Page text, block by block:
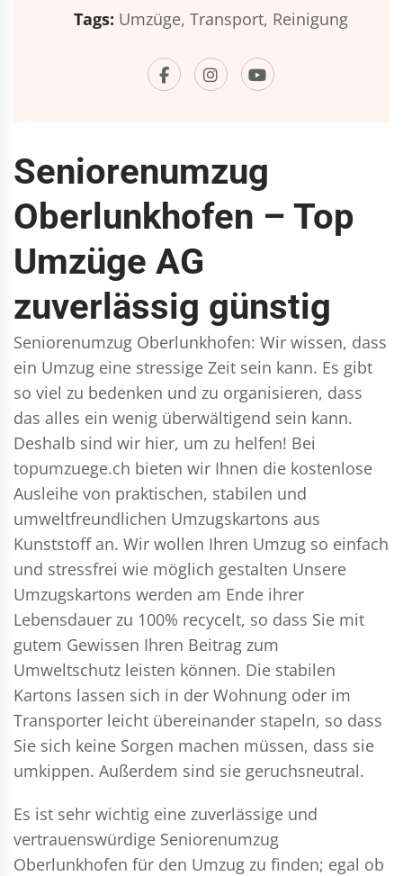
Tags: Umzüge, Transport, Reinigung
Seniorenumzug
Oberlunkhofen – Top
Umzüge AG
zuverlässig günstig
Seniorenumzug Oberlunkhofen: Wir wissen, dass
ein Umzug eine stressige Zeit sein kann. Es gibt
so viel zu bedenken und zu organisieren, dass
das alles ein wenig überwältigend sein kann.
Deshalb sind wir hier, um zu helfen! Bei
topumzuege.ch bieten wir Ihnen die kostenlose
Ausleihe von praktischen, stabilen und
umweltfreundlichen Umzugskartons aus
Kunststoff an. Wir wollen Ihren Umzug so einfach
und stressfrei wie möglich gestalten Unsere
Umzugskartons werden am Ende ihrer
Lebensdauer zu 100% recycelt, so dass Sie mit
gutem Gewissen Ihren Beitrag zum
Umweltschutz leisten können. Die stabilen
Kartons lassen sich in der Wohnung oder im
Transporter leicht übereinander stapeln, so dass
Sie sich keine Sorgen machen müssen, dass sie
umkippen. Außerdem sind sie geruchsneutral.
Es ist sehr wichtig eine zuverlässige und
vertrauenswürdige Seniorenumzug
Oberlunkhofen für den Umzug zu finden; egal ob